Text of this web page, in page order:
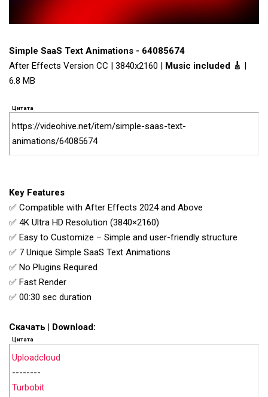
Simple SaaS Text Animations - 64085674
After Effects Version CC | 3840x2160 | Music included 🎸 |
6.8 MB
Цитата
https://videohive.net/item/simple-saas-text-
animations/64085674
Key Features
✅ Compatible with After Effects 2024 and Above
✅ 4K Ultra HD Resolution (3840×2160)
✅ Easy to Customize – Simple and user-friendly structure
✅ 7 Unique Simple SaaS Text Animations
✅ No Plugins Required
✅ Fast Render
✅ 00:30 sec duration
Скачать | Download:
Цитата
Uploadcloud
--------
Turbobit